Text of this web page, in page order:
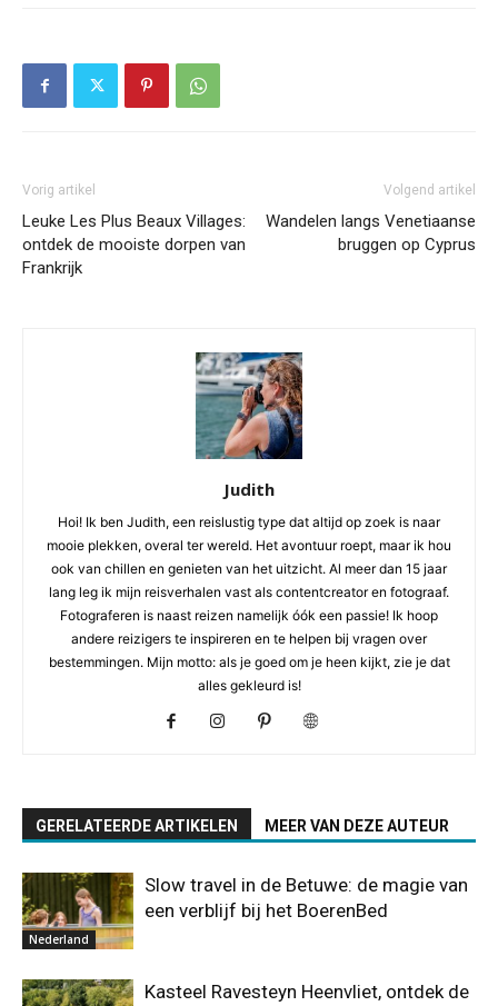
Vorig artikel
Leuke Les Plus Beaux Villages:
ontdek de mooiste dorpen van
Frankrijk
Volgend artikel
Wandelen langs Venetiaanse
bruggen op Cyprus
Judith
Hoi! Ik ben Judith, een reislustig type dat altijd op zoek is naar
mooie plekken, overal ter wereld. Het avontuur roept, maar ik hou
ook van chillen en genieten van het uitzicht. Al meer dan 15 jaar
lang leg ik mijn reisverhalen vast als contentcreator en fotograaf.
Fotograferen is naast reizen namelijk óók een passie! Ik hoop
andere reizigers te inspireren en te helpen bij vragen over
bestemmingen. Mijn motto: als je goed om je heen kijkt, zie je dat
alles gekleurd is!
GERELATEERDE ARTIKELEN MEER VAN DEZE AUTEUR
Nederland
Slow travel in de Betuwe: de magie van
een verblijf bij het BoerenBed
Kasteel Ravesteyn Heenvliet, ontdek de